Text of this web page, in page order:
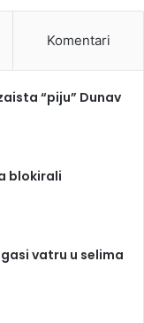
Komentari
“piju” Dunav
blokirali
vatru u selima